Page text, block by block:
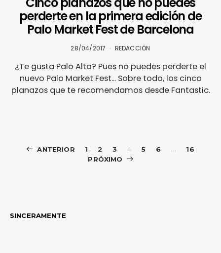
perderte en la primera edición de
Palo Market Fest de Barcelona
28/04/2017 REDACCIÓN
¿Te gusta Palo Alto? Pues no puedes perderte el
nuevo Palo Market Fest... Sobre todo, los cinco
planazos que te recomendamos desde Fantastic.
Paginación
ANTERIOR 1 2 3 4 5 6 …
16
PRÓXIMO
SINCERAMENTE